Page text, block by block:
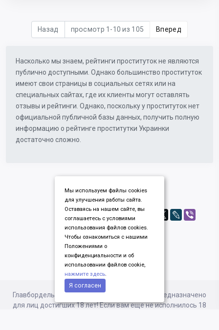
Назад просмотр 1-10 из 105 Вперед
Насколько мы знаем, рейтинги проституток не являются
публично доступными. Однако большинство проституток
имеют свои страницы в социальных сетях или на
специальных сайтах, где их клиенты могут оставлять
отзывы и рейтинги. Однако, поскольку у проституток нет
официальной публичной базы данных, получить полную
информацию о рейтинге проститутки Украинки
достаточно сложно.
Главбордель.рф © 2020 Содержимое сайта предназначено
для лиц достигших 18 лет! Если вам еще не исполнилось 18
Мы используем файлы cookies
для улучшения работы сайта.
Оставаясь на нашем сайте, вы
соглашаетесь с условиями
использования файлов cookies.
Чтобы ознакомиться с нашими
Положениями о
конфиденциальности и об
использовании файлов cookie,
нажмите здесь.
Я согласен